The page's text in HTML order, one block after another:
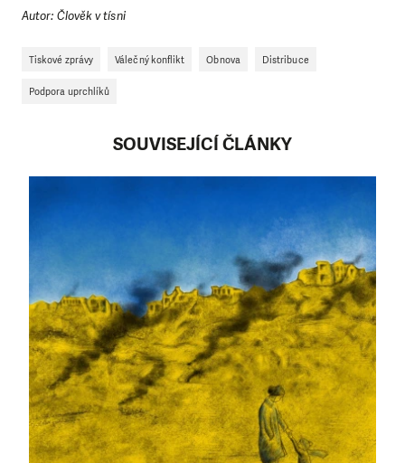
Autor: Člověk v tísni
Tiskové zprávy Válečný konflikt Obnova Distribuce
Podpora uprchlíků
SOUVISEJÍCÍ ČLÁNKY